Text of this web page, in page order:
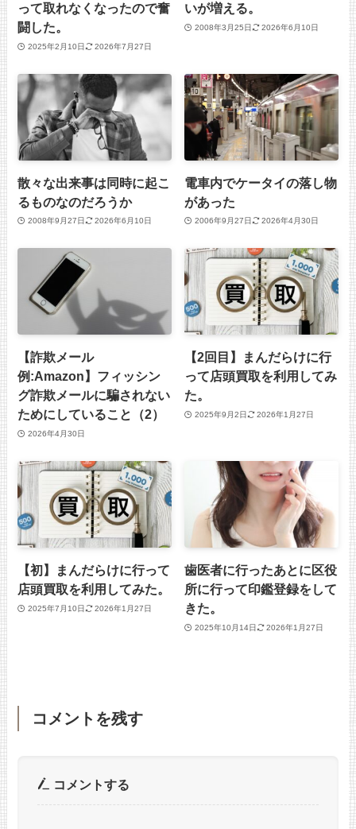
って取れなくなったので奮
闘した。
2025年2月10日 2026年7月27日
いが増える。
2008年3月25日 2026年6月10日
散々な出来事は同時に起こ
るものなのだろうか
2008年9月27日 2026年6月10日
電車内でケータイの落し物
があった
2006年9月27日 2026年4月30日
【詐欺メール
例:Amazon】フィッシン
グ詐欺メールに騙されない
ためにしていること（2）
2026年4月30日
【2回目】まんだらけに行
って店頭買取を利用してみ
た。
2025年9月2日 2026年1月27日
【初】まんだらけに行って
店頭買取を利用してみた。
2025年7月10日 2026年1月27日
歯医者に行ったあとに区役
所に行って印鑑登録をして
きた。
2025年10月14日 2026年1月27日
コメントを残す
コメントする